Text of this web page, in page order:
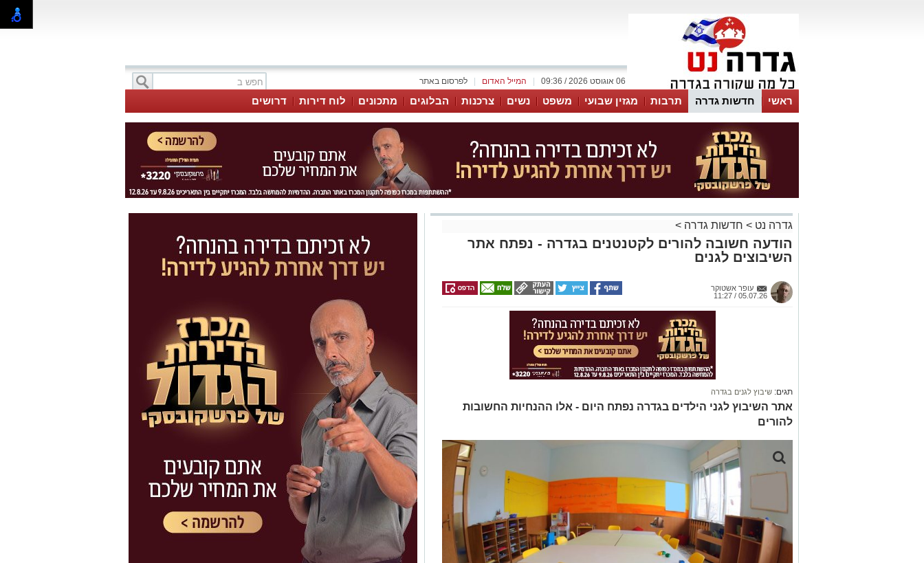
לפרסום באתר המייל האדום 06 אוגוסט 2026 / 09:36
ראשי חדשות גדרה תרבות מגזין שבועי משפט נשים צרכנות הבלוגים מתכונים לוח דירות דרושים
גדרה נט > חדשות גדרה >
הודעה חשובה להורים לקטנטנים בגדרה - נפתח אתר
השיבוצים לגנים
עופר אשטוקר
05.07.26 / 11:27
תגים: שיבוץ לגנים בגדרה
אתר השיבוץ לגני הילדים בגדרה נפתח היום - אלו ההנחיות החשובות
להורים